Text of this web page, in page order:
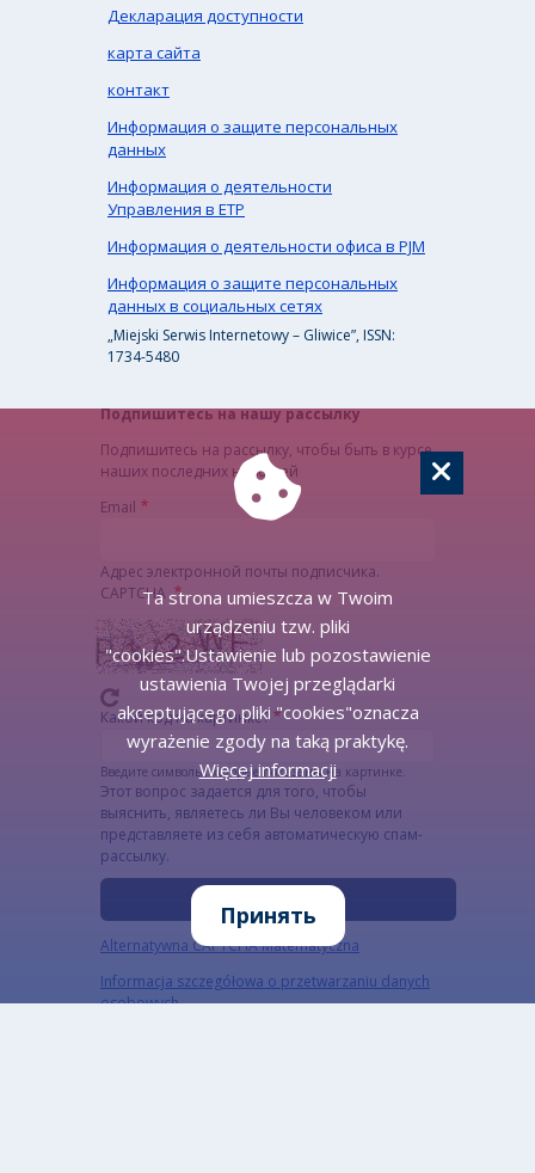
Декларация доступности
карта сайта
контакт
Информация о защите персональных
данных
Информация о деятельности
Управления в ЕТР
Информация о деятельности офиса в PJM
Информация о защите персональных
данных в социальных сетях
„Miejski Serwis Internetowy – Gliwice”, ISSN:
1734-5480
Подпишитесь на нашу рассылку
Подпишитесь на рассылку, чтобы быть в курсе
наших последних новостей
Email
Адрес электронной почты подписчика.
CAPTCHA
Какой код на картинке?
Введите символы, которые показаны на картинке.
Этот вопрос задается для того, чтобы
выяснить, являетесь ли Вы человеком или
представляете из себя автоматическую спам-
рассылку.
Alternatywna CAPTCHA Matematyczna
Informacja szczegółowa o przetwarzaniu danych
osobowych
Ta strona umieszcza w Twoim
urządzeniu tzw. pliki
"cookies".Ustawienie lub pozostawienie
ustawienia Twojej przeglądarki
akceptującego pliki "cookies"oznacza
wyrażenie zgody na taką praktykę.
Więcej informacji
Принять